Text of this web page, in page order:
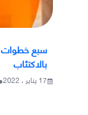
سبع خطوات
بالاكتئاب
17 يناير ، 2022